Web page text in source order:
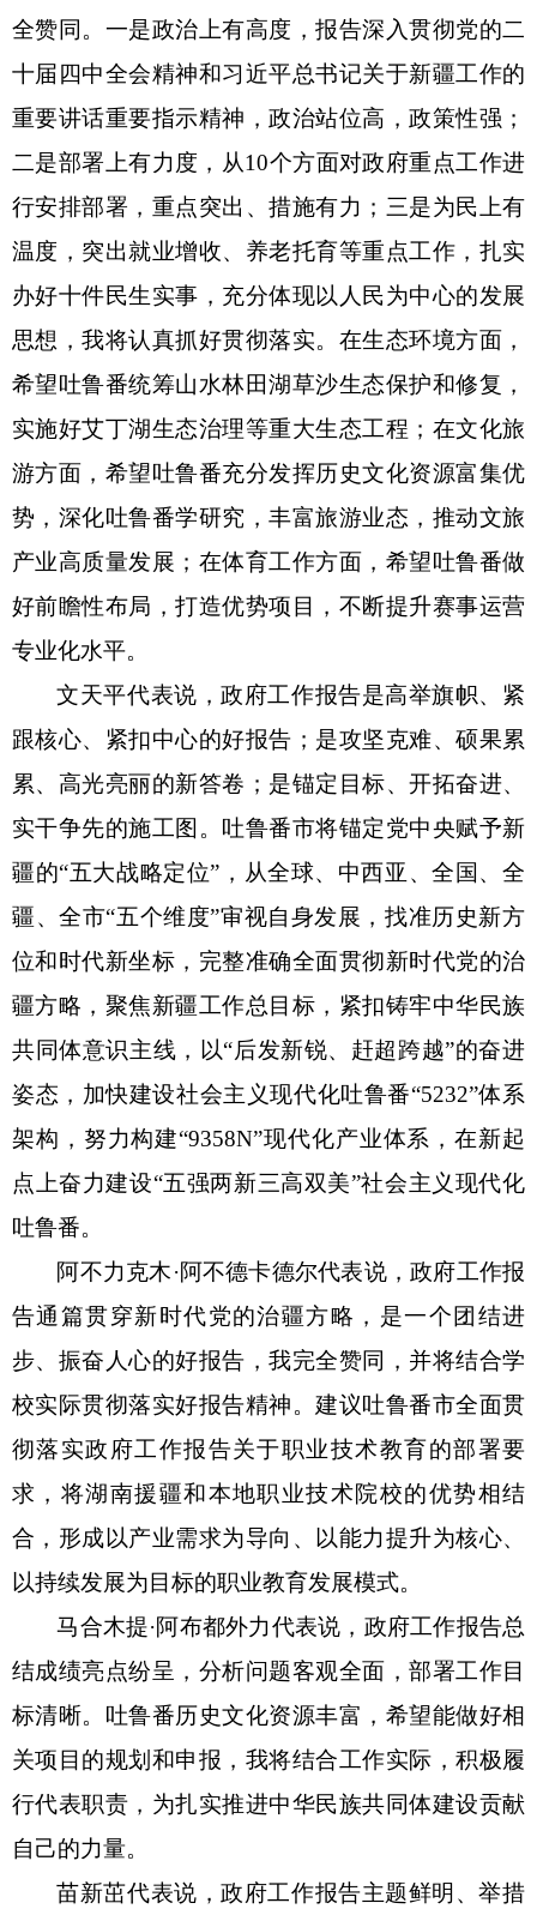
全赞同。一是政治上有高度，报告深入贯彻党的二
十届四中全会精神和习近平总书记关于新疆工作的
重要讲话重要指示精神，政治站位高，政策性强；
二是部署上有力度，从10个方面对政府重点工作进
行安排部署，重点突出、措施有力；三是为民上有
温度，突出就业增收、养老托育等重点工作，扎实
办好十件民生实事，充分体现以人民为中心的发展
思想，我将认真抓好贯彻落实。在生态环境方面，
希望吐鲁番统筹山水林田湖草沙生态保护和修复，
实施好艾丁湖生态治理等重大生态工程；在文化旅
游方面，希望吐鲁番充分发挥历史文化资源富集优
势，深化吐鲁番学研究，丰富旅游业态，推动文旅
产业高质量发展；在体育工作方面，希望吐鲁番做
好前瞻性布局，打造优势项目，不断提升赛事运营
专业化水平。
文天平代表说，政府工作报告是高举旗帜、紧
跟核心、紧扣中心的好报告；是攻坚克难、硕果累
累、高光亮丽的新答卷；是锚定目标、开拓奋进、
实干争先的施工图。吐鲁番市将锚定党中央赋予新
疆的“五大战略定位”，从全球、中西亚、全国、全
疆、全市“五个维度”审视自身发展，找准历史新方
位和时代新坐标，完整准确全面贯彻新时代党的治
疆方略，聚焦新疆工作总目标，紧扣铸牢中华民族
共同体意识主线，以“后发新锐、赶超跨越”的奋进
姿态，加快建设社会主义现代化吐鲁番“5232”体系
架构，努力构建“9358N”现代化产业体系，在新起
点上奋力建设“五强两新三高双美”社会主义现代化
吐鲁番。
阿不力克木·阿不德卡德尔代表说，政府工作报
告通篇贯穿新时代党的治疆方略，是一个团结进
步、振奋人心的好报告，我完全赞同，并将结合学
校实际贯彻落实好报告精神。建议吐鲁番市全面贯
彻落实政府工作报告关于职业技术教育的部署要
求，将湖南援疆和本地职业技术院校的优势相结
合，形成以产业需求为导向、以能力提升为核心、
以持续发展为目标的职业教育发展模式。
马合木提·阿布都外力代表说，政府工作报告总
结成绩亮点纷呈，分析问题客观全面，部署工作目
标清晰。吐鲁番历史文化资源丰富，希望能做好相
关项目的规划和申报，我将结合工作实际，积极履
行代表职责，为扎实推进中华民族共同体建设贡献
自己的力量。
苗新茁代表说，政府工作报告主题鲜明、举措